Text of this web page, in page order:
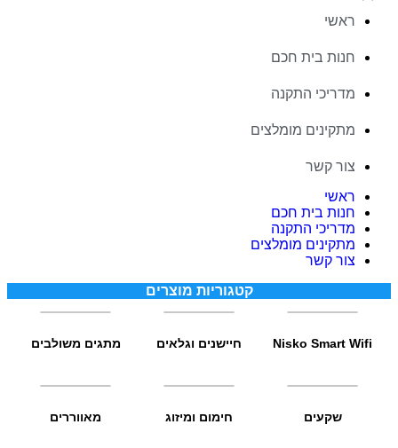
ראשי
חנות בית חכם
מדריכי התקנה
מתקינים מומלצים
צור קשר
ראשי
חנות בית חכם
מדריכי התקנה
מתקינים מומלצים
צור קשר
קטגוריות מוצרים
Nisko Smart Wifi חיישנים וגלאים מתגים משולבים
שקעים חימום ומיזוג מאווררים